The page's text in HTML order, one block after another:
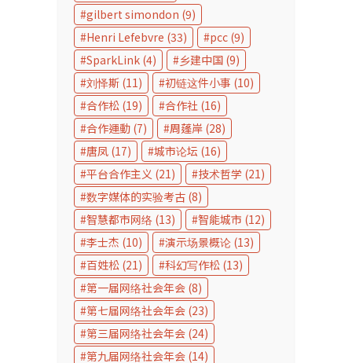
gilbert simondon (9)
Henri Lefebvre (33) pcc (9)
SparkLink (4) 乡建中国 (9)
刘怿斯 (11) 初链这件小事 (10)
合作松 (19) 合作社 (16)
合作運動 (7) 周蓬岸 (28)
唐凤 (17) 城市论坛 (16)
平台合作主义 (21) 技术哲学 (21)
数字媒体的实验考古 (8)
智慧都市网络 (13) 智能城市 (12)
李士杰 (10) 演示场景概论 (13)
百姓松 (21) 科幻写作松 (13)
第一届网络社会年会 (8)
第七届网络社会年会 (23)
第三届网络社会年会 (24)
第九届网络社会年会 (14)